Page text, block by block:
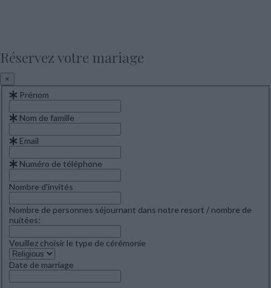
Réservez votre mariage
×
Prénom
Nom de famille
Email
Numéro de téléphone
Nombre d'invités
Nombre de personnes séjournant dans notre resort / nombre de
nuitées:
Veuillez choisir le type de cérémonie
Date de marriage